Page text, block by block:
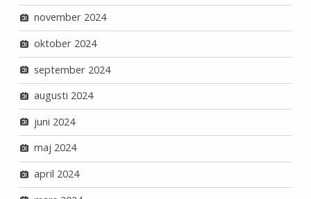
november 2024
oktober 2024
september 2024
augusti 2024
juni 2024
maj 2024
april 2024